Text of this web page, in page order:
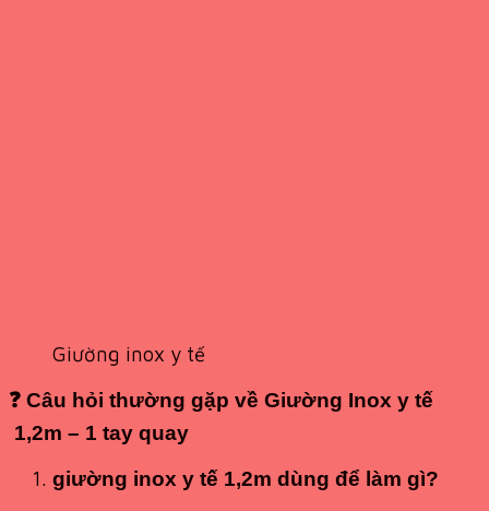
Giường inox y tế
❓ Câu hỏi thường gặp về Giường Inox y tế
1,2m – 1 tay quay
giường inox y tế 1,2m dùng để làm gì?